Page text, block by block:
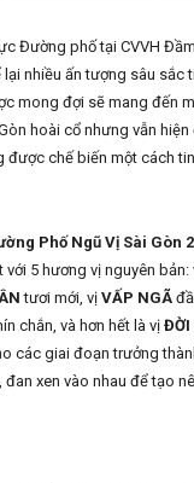
Đường phố tại CVVH
lại nhiều ấn tượng sâu sắc
mong đợi sẽ mang đến
hoài cổ nhưng vẫn hiện
được chế biến một cách
Phố Ngũ Vị Sài Gòn
5 hương vị nguyên bản:
tươi mới, vị VẤP NGÃ
chắn, và hơn hết là vị ĐỜI
các giai đoạn trưởng
đan xen vào nhau để tạo